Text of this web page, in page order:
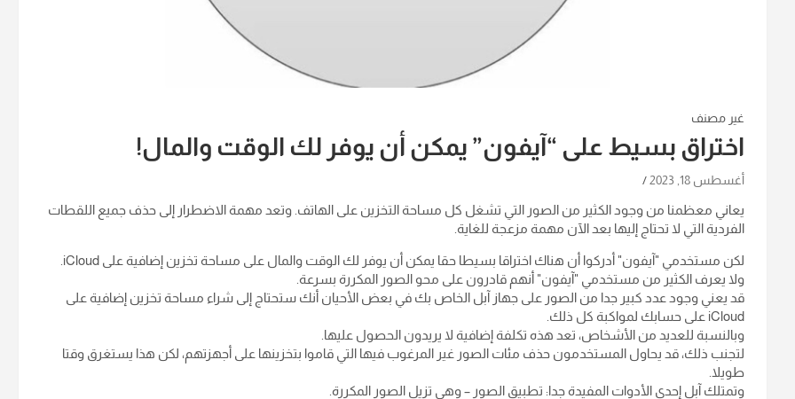
غير مصنف
اختراق بسيط على “آيفون” يمكن أن يوفر لك الوقت والمال!
أغسطس 18, 2023
يعاني معظمنا من وجود الكثير من الصور التي تشغل كل مساحة التخزين على الهاتف. وتعد مهمة الاضطرار إلى حذف جميع اللقطات
الفردية التي لا تحتاج إليها بعد الآن مهمة مزعجة للغاية.
لكن مستخدمي "آيفون" أدركوا أن هناك اختراقا بسيطا حقا يمكن أن يوفر لك الوقت والمال على مساحة تخزين إضافية على iCloud.
ولا يعرف الكثير من مستخدمي "آيفون" أنهم قادرون على محو الصور المكررة بسرعة.
قد يعني وجود عدد كبير جدا من الصور على جهاز آبل الخاص بك في بعض الأحيان أنك ستحتاج إلى شراء مساحة تخزين إضافية على
iCloud على حسابك لمواكبة كل ذلك.
وبالنسبة للعديد من الأشخاص، تعد هذه تكلفة إضافية لا يريدون الحصول عليها.
لتجنب ذلك، قد يحاول المستخدمون حذف مئات الصور غير المرغوب فيها التي قاموا بتخزينها على أجهزتهم، لكن هذا يستغرق وقتا
طويلا.
وتمتلك آبل إحدى الأدوات المفيدة جدا: تطبيق الصور – وهي تزيل الصور المكررة.